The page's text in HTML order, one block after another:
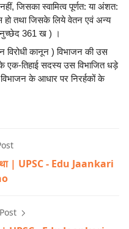
जिसका स्वामित्व पूर्णत: या अंशत:
हो तथा जिसके लिये वेतन एवं अन्य
361 ख ) ।
कानून ) विभाजन की उस
एक-तिहाई सदस्य उस विभाजित धड़े
के आधार पर निरर्हकों के
| UPSC - Edu Jaankari